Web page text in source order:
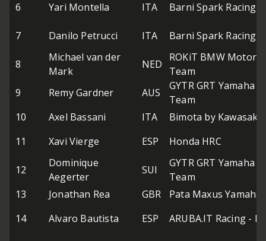
6 Yari Montella ITA Barni Spark Racing
7 Danilo Petrucci ITA Barni Spark Racing
8
Michael van der
Mark
NED
ROKiT BMW
Team
9
Remy Gardner AUS
GYTR GRT Yamaha
Team
10
Axel Bassani ITA
Bimota by Kawasaki
11
Xavi Vierge ESP Honda HRC
12
Dominique
Aegerter
SUI
GYTR GRT Yamaha
Team
13
Jonathan Rea GBR
Pata Maxus Yamaha
14
Alvaro Bautista ESP ARUBA.IT Racing -